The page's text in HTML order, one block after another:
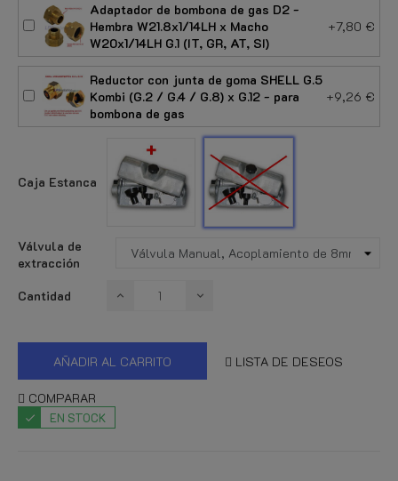
Adaptador de bombona de gas D2 -
Hembra W21.8x1/14LH x Macho
W20x1/14LH G.1 (IT, GR, AT, SI)
+7,80 €
Reductor con junta de goma SHELL G.5
Kombi (G.2 / G.4 / G.8) x G.12 - para
bombona de gas
+9,26 €
Caja Estanca
Caja
Estanca
Válvula de
extracción
Cantidad
AÑADIR AL CARRITO LISTA DE DESEOS
COMPARAR
EN STOCK